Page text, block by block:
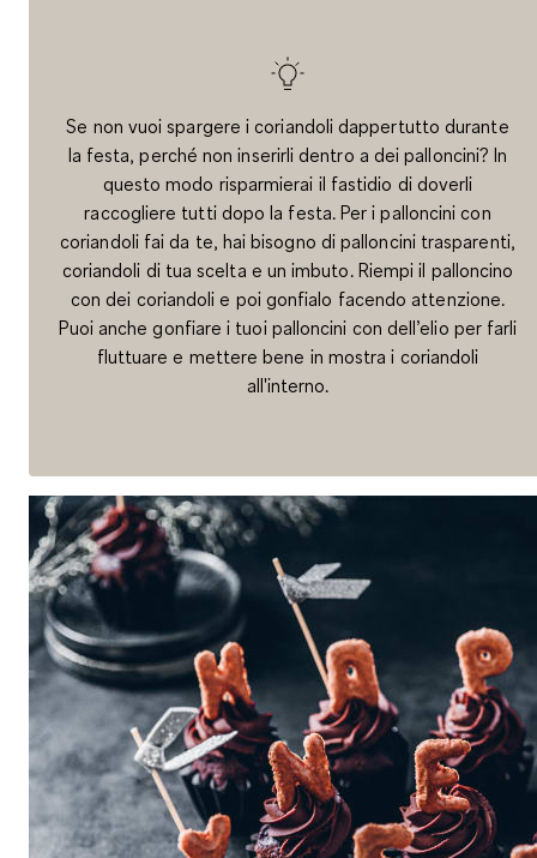
Se non vuoi spargere i coriandoli dappertutto durante
la festa, perché non inserirli dentro a dei palloncini? In
questo modo risparmierai il fastidio di doverli
raccogliere tutti dopo la festa. Per i palloncini con
coriandoli fai da te, hai bisogno di palloncini trasparenti,
coriandoli di tua scelta e un imbuto. Riempi il palloncino
con dei coriandoli e poi gonfialo facendo attenzione.
Puoi anche gonfiare i tuoi palloncini con dell’elio per farli
fluttuare e mettere bene in mostra i coriandoli
all'interno.